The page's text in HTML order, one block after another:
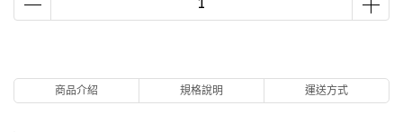
商品介紹 規格說明 運送方式